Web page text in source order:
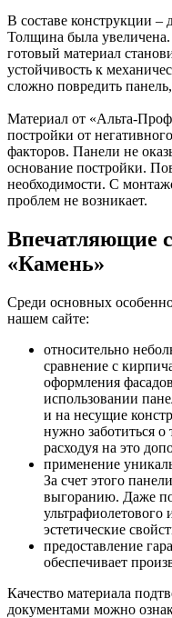
В составе конструкции –
Толщина была увеличена.
готовый материал
устойчивость к
сложно повредить
Материал от «Альта-
постройки от
факторов. Панели не
основание постройки.
необходимости. С
проблем не возникает.
Впечатляющие
«Камень»
Среди основных
нашем сайте:
относительно
сравнение с
оформления
использовании
и на несущие
нужно заботиться
расходуя на это
применение
За счет этого
выгоранию. Даже
ультрафиолетового
эстетические
предоставление
обеспечивает
Качество материала
документами можно